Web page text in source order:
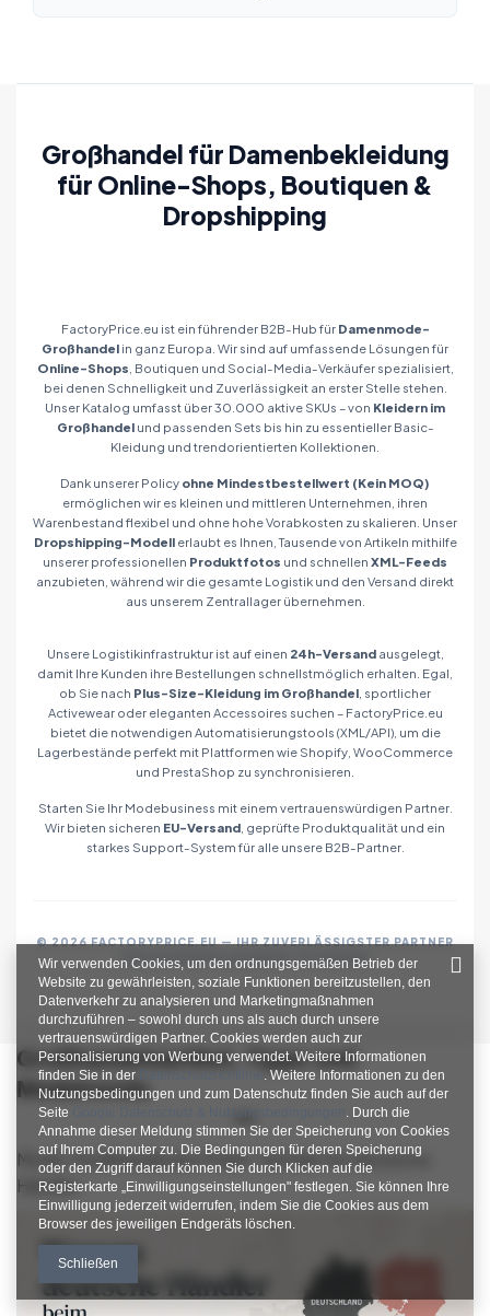
Großhandel für Damenbekleidung
für Online-Shops, Boutiquen &
Dropshipping
FactoryPrice.eu ist ein führender B2B-Hub für Damenmode-
Großhandel in ganz Europa. Wir sind auf umfassende Lösungen für
Online-Shops , Boutiquen und Social-Media-Verkäufer spezialisiert,
bei denen Schnelligkeit und Zuverlässigkeit an erster Stelle stehen.
Unser Katalog umfasst über 30.000 aktive SKUs – von Kleidern im
Großhandelund passenden Sets bis hin zu essentieller Basic-
Kleidung und trendorientierten Kollektionen.
Dank unserer Policy ohne Mindestbestellwert (Kein MOQ)
ermöglichen wir es kleinen und mittleren Unternehmen, ihren
Warenbestand flexibel und ohne hohe Vorabkosten zu skalieren. Unser
Dropshipping-Modellerlaubt es Ihnen, Tausende von Artikeln mithilfe
unserer professionellen Produktfotos und schnellen XML-Feeds
anzubieten, während wir die gesamte Logistik und den Versand direkt
aus unserem Zentrallager übernehmen.
Unsere Logistikinfrastruktur ist auf einen 24h-Versandausgelegt,
damit Ihre Kunden ihre Bestellungen schnellstmöglich erhalten. Egal,
ob Sie nach Plus-Size-Kleidung im Großhandel , sportlicher
Activewear oder eleganten Accessoires suchen – FactoryPrice.eu
bietet die notwendigen Automatisierungstools (XML/API), um die
Lagerbestände perfekt mit Plattformen wie Shopify, WooCommerce
und PrestaShop zu synchronisieren.
Starten Sie Ihr Modebusiness mit einem vertrauenswürdigen Partner.
Wir bieten sicheren EU-Versand , geprüfte Produktqualität und ein
starkes Support-System für alle unsere B2B-Partner.
© 2026 FACTORYPRICE.EU — IHR ZUVERLÄSSIGSTER PARTNER
FÜR MODEGROSSHANDEL IN EUROPA
Großhandelsartikel, Tipps und
Modetrends
Mode-Großhandel aus Polen: Vorteile für deutsche
Händler
Wir verwenden Cookies, um den ordnungsgemäßen Betrieb der
Website zu gewährleisten, soziale Funktionen bereitzustellen, den
Datenverkehr zu analysieren und Marketingmaßnahmen
durchzuführen – sowohl durch uns als auch durch unsere
vertrauenswürdigen Partner. Cookies werden auch zur
Personalisierung von Werbung verwendet. Weitere Informationen
finden Sie in der
. Weitere Informationen zu den
Nutzungsbedingungen und zum Datenschutz finden Sie auch auf der
Seite
Google Datenschutz & Nutzungsbedingungen . Durch die
Annahme dieser Meldung stimmen Sie der Speicherung von Cookies
auf Ihrem Computer zu. Die Bedingungen für deren Speicherung
oder den Zugriff darauf können Sie durch Klicken auf die
Registerkarte „Einwilligungseinstellungen" festlegen. Sie können Ihre
Einwilligung jederzeit widerrufen, indem Sie die Cookies aus dem
Browser des jeweiligen Endgeräts löschen.
Schließen